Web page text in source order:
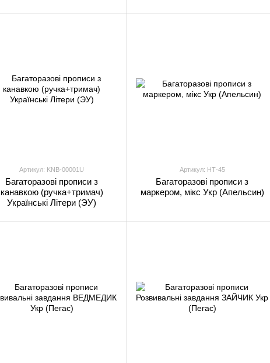
Артикул: KNВ-00001U
Багаторазові прописи з
канавкою (ручка+тримач)
Українські Літери (ЭУ)
Артикул: НТ-45
Багаторазові прописи з
маркером, мікс Укр (Апельсин)